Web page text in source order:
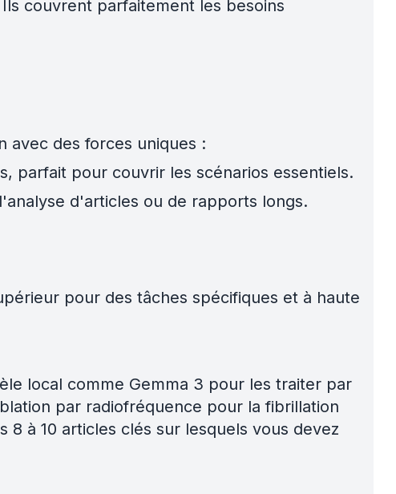
couvrent parfaitement les besoins
avec des forces uniques :
parfait pour couvrir les scénarios essentiels.
d'articles ou de rapports longs.
pour des tâches spécifiques et à haute
local comme Gemma 3 pour les traiter par
par radiofréquence pour la fibrillation
à 10 articles clés sur lesquels vous devez